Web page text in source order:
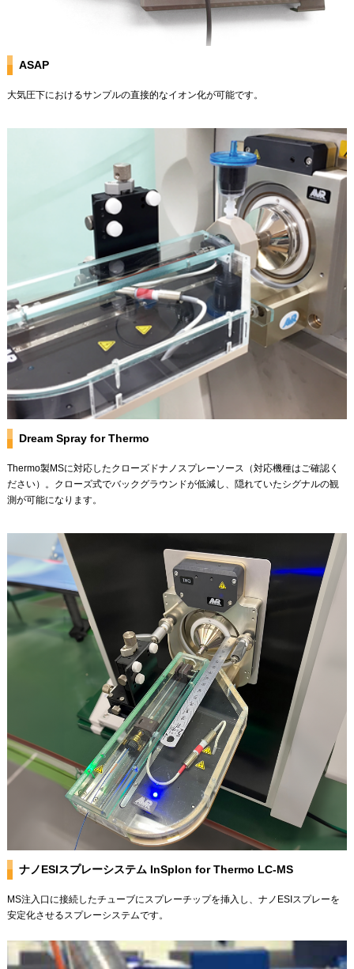
ASAP
大気圧下におけるサンプルの直接的なイオン化が可能です。
Dream Spray for Thermo
Thermo製MSに対応したクローズドナノスプレーソース（対応機種はご確認く
ださい）。クローズ式でバックグラウンドが低減し、隠れていたシグナルの観
測が可能になります。
ナノESIスプレーシステム InSplon for Thermo LC-MS
MS注入口に接続したチューブにスプレーチップを挿入し、ナノESIスプレーを
安定化させるスプレーシステムです。